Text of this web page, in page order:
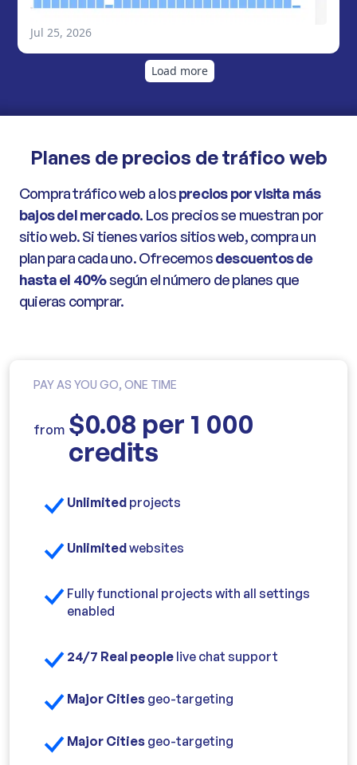
Planes de precios de tráfico web
Compra tráfico web a losprecios por visita más
bajos del mercado. Los precios se muestran por
sitio web. Si tienes varios sitios web, compra un
plan para cada uno. Ofrecemosdescuentos de
hasta el 40%según el número de planes que
quieras comprar.
PAY AS YOU GO, ONE TIME
from $0.08 per 1 000
credits
Unlimited projects
Unlimitedwebsites
Fully functional projects with all settings
enabled
24/7 Real people live chat support
Major Cities geo-targeting
Major Cities geo-targeting